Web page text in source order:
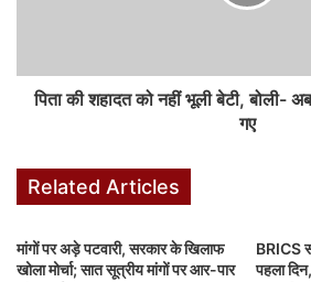
उर्फ गोल्डी के साथ कश्मीर घूमने गए थे.
a
c
e
h
at
s
n
k
e
M
bl
पिता की शहादत को नहीं भूली बेटी, बोली-
गए
Related Articles
मांगों पर अड़े पटवारी, सरकार के खिलाफ
खोला मोर्चा; सात सूत्रीय मांगों पर आर-पार
BRICS
पहला